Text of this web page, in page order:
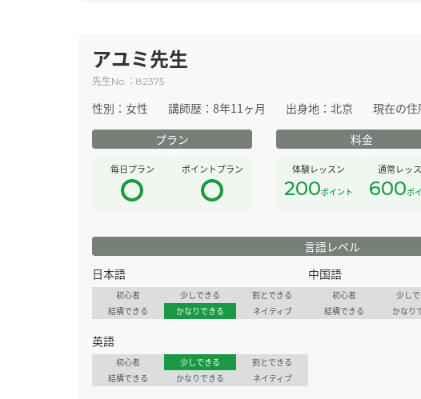
アユミ先生
先生No. ： 82375
性別： 女性 講師歴： 8年11ヶ月 出身地： 北京 現在の住
プラン
毎日プラン ポイントプラン
料金
体験レッスン
200ポイント
通常レッ
600ポ
言語レベル
日本語
初心者 少しできる
割とできる
結構できる
かなりできる ネイティブ
中国語
初心者 少し
結構できる
かなり
英語
初心者 少しできる
割とできる
結構できる
かなりできる ネイティブ